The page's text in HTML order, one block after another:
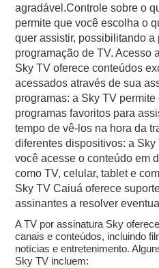
agradável.Controle sobre o
permite que você escolha o
quer assistir, possibilitando
programação de TV. Acesso
Sky TV oferece conteúdos
acessados através de sua
programas: a Sky TV
programas favoritos para
tempo de vê-los na hora da
diferentes dispositivos: a
você acesse o conteúdo em
como TV, celular, tablet e
Sky TV Caiuá oferece
assinantes a resolver
A TV por assinatura Sky
canais e conteúdos, incluindo
notícias e entretenimento.
Sky TV incluem: